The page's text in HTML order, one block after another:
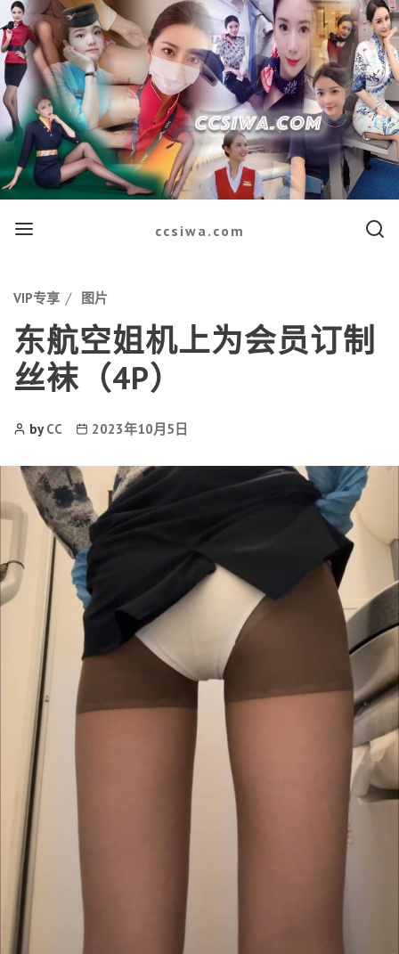
Menu ccsiwa.com Search
Categories
VIP专享 图片
东航空姐机上为会员订制
丝袜（4P）
PostbyCC
Post2023年10月5日